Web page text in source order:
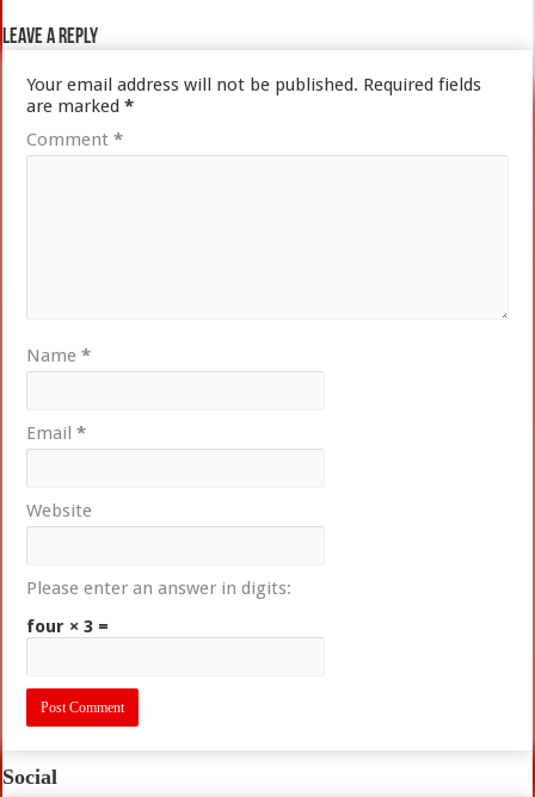
Leave a Reply
Your email address will not be published. Required fields
are marked*
Comment*
Name*
Email*
Website
Please enter an answer in digits:
four × 3 =
Social